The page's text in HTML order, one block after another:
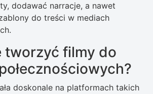
dodawać narracje, a nawet
do treści w mediach
tworzyć filmy do
doskonale na platformach takich